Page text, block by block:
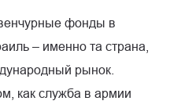
фонды в
– именно та страна,
рынок.
как служба в армии